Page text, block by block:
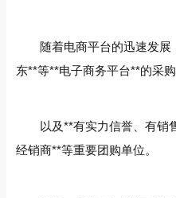
随着电商平台的迅速发
东**等**电子商务平台**的采购
以及**有实力信誉、有销
经销商**等重要团购单位。